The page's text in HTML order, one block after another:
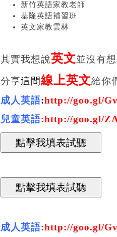
新竹英語家教老師
基隆英語補習班
英文家教雲林
其實我想說英文並沒有
分享這間線上英文給你
成人英語:http://goo.gl/
兒童英語:http://goo.gl/
成人英語:http://goo.gl/